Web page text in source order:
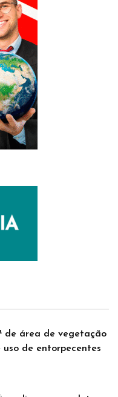
de área de vegetação
de entorpecentes